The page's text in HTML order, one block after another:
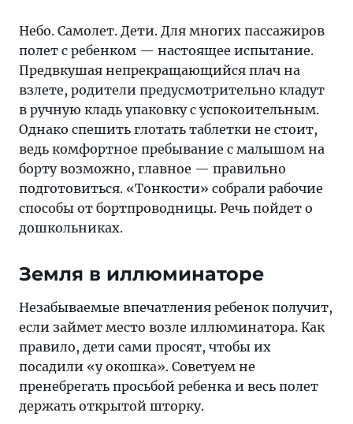
ведь
комфортное
пребывание
малышом
на
борту
возможно,
главное —
правильно
подготовиться.
«Тонкости»
рабочие
способы
от
бортпроводницы.
Речь
пойдет
о
дошкольниках
Небо. Самолет. Дети. Для многих пассажиров
полет с ребенком — настоящее испытание.
Предвкушая непрекращающийся плач на
взлете, родители предусмотрительно кладут
в ручную кладь упаковку с успокоительным.
Однако спешить глотать таблетки не стоит,
ведь комфортное пребывание с малышом на
борту возможно, главное — правильно
подготовиться. «Тонкости» собрали рабочие
способы от бортпроводницы. Речь пойдет о
дошкольниках.
Земля в иллюминаторе
Незабываемые впечатления ребенок получит,
если займет место возле иллюминатора. Как
правило, дети сами просят, чтобы их
посадили «у окошка». Советуем не
пренебрегать просьбой ребенка и весь полет
держать открытой шторку.